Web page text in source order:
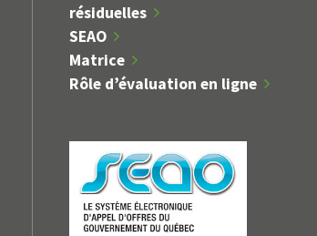
DE FEUX À
résiduelles
SEAO
Matrice
Rôle d’évaluation en ligne